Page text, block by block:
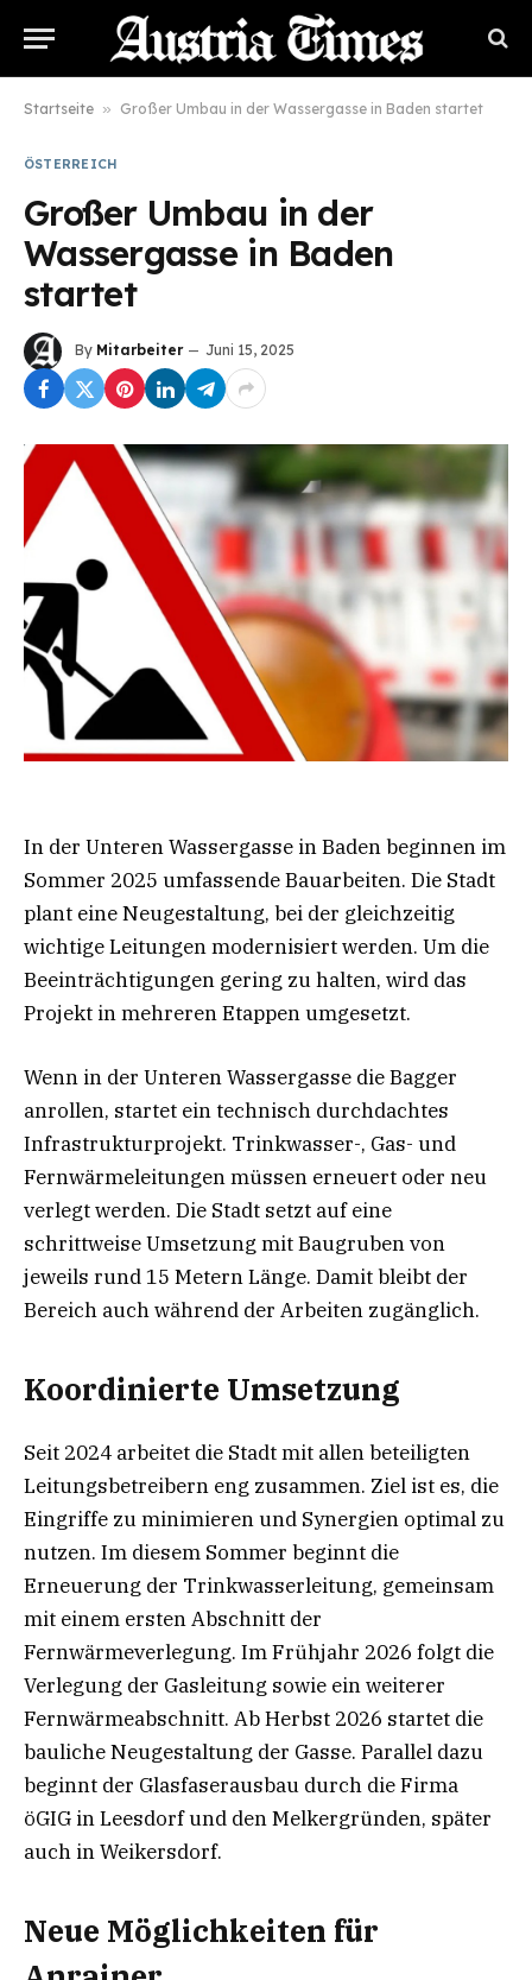
Startseite » Großer Umbau in der Wassergasse in Baden startet
ÖSTERREICH
Großer Umbau in der
Wassergasse in Baden
startet
By Mitarbeiter Juni 15, 2025
In der Unteren Wassergasse in Baden beginnen im
Sommer 2025 umfassende Bauarbeiten. Die Stadt
plant eine Neugestaltung, bei der gleichzeitig
wichtige Leitungen modernisiert werden. Um die
Beeinträchtigungen gering zu halten, wird das
Projekt in mehreren Etappen umgesetzt.
Wenn in der Unteren Wassergasse die Bagger
anrollen, startet ein technisch durchdachtes
Infrastrukturprojekt. Trinkwasser-, Gas- und
Fernwärmeleitungen müssen erneuert oder neu
verlegt werden. Die Stadt setzt auf eine
schrittweise Umsetzung mit Baugruben von
jeweils rund 15 Metern Länge. Damit bleibt der
Bereich auch während der Arbeiten zugänglich.
Koordinierte Umsetzung
Seit 2024 arbeitet die Stadt mit allen beteiligten
Leitungsbetreibern eng zusammen. Ziel ist es, die
Eingriffe zu minimieren und Synergien optimal zu
nutzen. Im diesem Sommer beginnt die
Erneuerung der Trinkwasserleitung, gemeinsam
mit einem ersten Abschnitt der
Fernwärmeverlegung. Im Frühjahr 2026 folgt die
Verlegung der Gasleitung sowie ein weiterer
Fernwärmeabschnitt. Ab Herbst 2026 startet die
bauliche Neugestaltung der Gasse. Parallel dazu
beginnt der Glasfaserausbau durch die Firma
öGIG in Leesdorf und den Melkergründen, später
auch in Weikersdorf.
Neue Möglichkeiten für